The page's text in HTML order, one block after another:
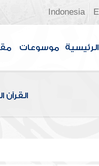
Indonesia
الرئيسية موسوعات
القرآن